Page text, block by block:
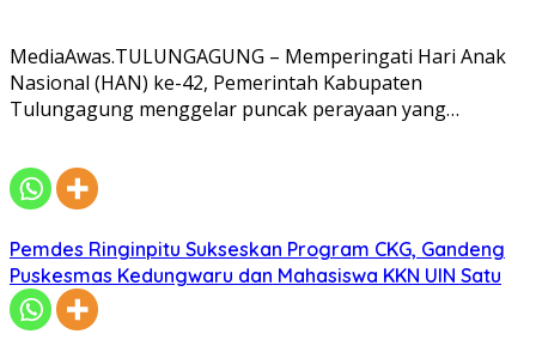
MediaAwas.TULUNGAGUNG – Memperingati Hari Anak
Nasional (HAN) ke-42, Pemerintah Kabupaten
Tulungagung menggelar puncak perayaan yang…
Pemdes Ringinpitu Sukseskan Program CKG, Gandeng
Puskesmas Kedungwaru dan Mahasiswa KKN UIN Satu